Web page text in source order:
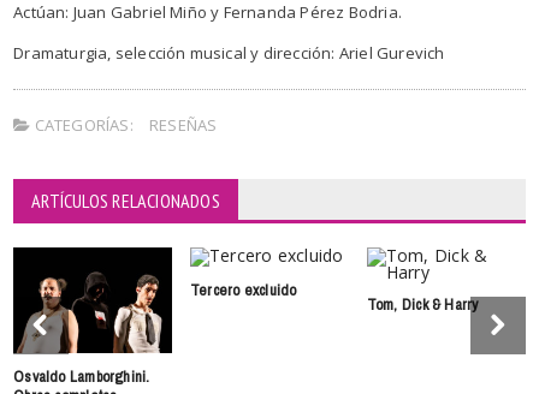
Actúan: Juan Gabriel Miño y Fernanda Pérez Bodria.
Dramaturgia, selección musical y dirección: Ariel Gurevich
CATEGORÍAS: RESEÑAS
ARTÍCULOS RELACIONADOS
Osvaldo Lamborghini.
Tercero excluido
Tom, Dick & Harry